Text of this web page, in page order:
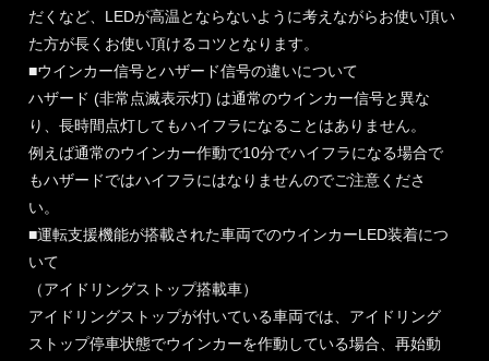
だくなど、LEDが高温とならないように考えながらお使い頂い
た方が長くお使い頂けるコツとなります。
■ウインカー信号とハザード信号の違いについて
ハザード (非常点滅表示灯) は通常のウインカー信号と異な
り、長時間点灯してもハイフラになることはありません。
例えば通常のウインカー作動で10分でハイフラになる場合で
もハザードではハイフラにはなりませんのでご注意くださ
い。
■運転支援機能が搭載された車両でのウインカーLED装着につ
いて
（アイドリングストップ搭載車）
アイドリングストップが付いている車両では、アイドリング
ストップ停車状態でウインカーを作動している場合、再始動